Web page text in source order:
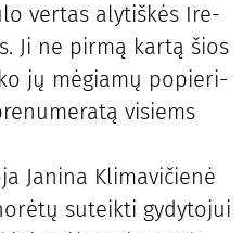
ver­tas aly­tiš­kės Ire­
Ji ne pir­mą kar­tą šios
jų mė­gia­mų po­pie­ri­
vi­siems
Ja­ni­na Kli­ma­vi­čie­nė
su­teik­ti gy­dy­to­jui